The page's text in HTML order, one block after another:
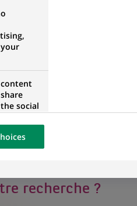
Compliance Officer H/F
recherche ?
content
social
the
website
on a